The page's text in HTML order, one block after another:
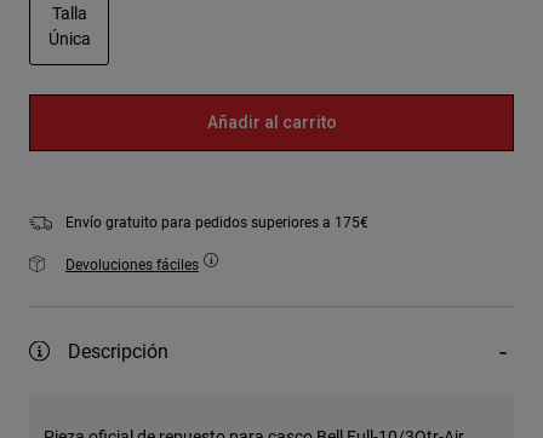
Talla
Única
Añadir al carrito
Envío gratuito para pedidos superiores a 175€
Devoluciones fáciles
Descripción